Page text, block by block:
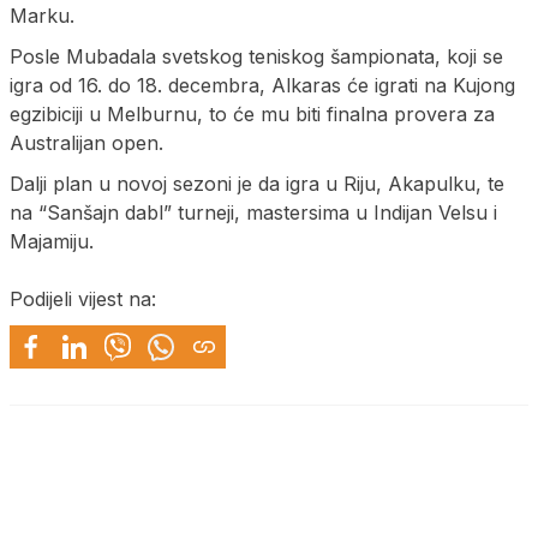
Marku.
Posle Mubadala svetskog teniskog šampionata, koji se
igra od 16. do 18. decembra, Alkaras će igrati na Kujong
egzibiciji u Melburnu, to će mu biti finalna provera za
Australijan open.
Dalji plan u novoj sezoni je da igra u Riju, Akapulku, te
na “Sanšajn dabl” turneji, mastersima u Indijan Velsu i
Majamiju.
Podijeli vijest na: